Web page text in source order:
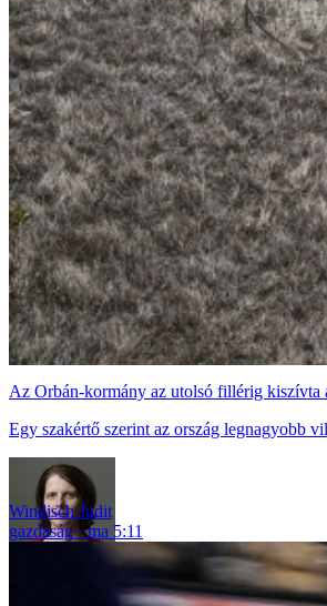
Az Orbán-kormány az utolsó fillérig kiszívta
Egy szakértő szerint az ország legnagyobb
Windisch Judit
gazdaság
ma 5:11